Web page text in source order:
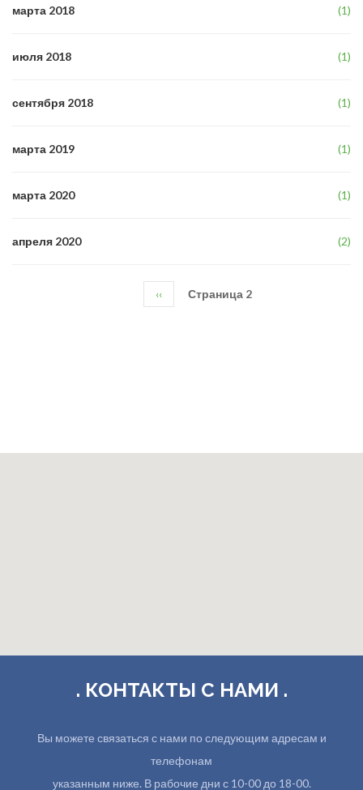
марта 2018 (1)
июля 2018 (1)
сентября 2018 (1)
марта 2019 (1)
марта 2020 (1)
апреля 2020 (2)
Предыдущая
страница
‹‹ Страница 2
. КОНТАКТЫ С НАМИ .
Вы можете связаться с нами по следующим адресам и
телефонам
указанным ниже. В рабочие дни с 10-00 до 18-00.